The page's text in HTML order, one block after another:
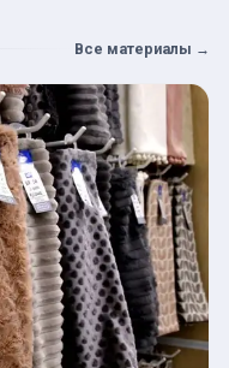
Все материалы →